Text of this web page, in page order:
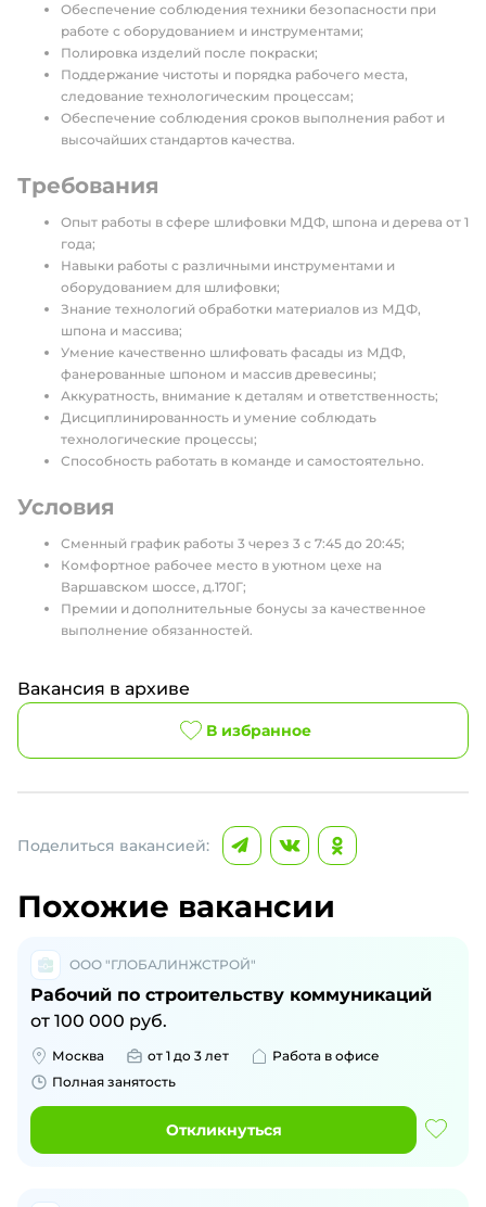
Обеспечение соблюдения техники безопасности при
работе с оборудованием и инструментами;
Полировка изделий после покраски;
Поддержание чистоты и порядка рабочего места,
следование технологическим процессам;
Обеспечение соблюдения сроков выполнения работ и
высочайших стандартов качества.
Требования
Опыт работы в сфере шлифовки МДФ, шпона и дерева от 1
года;
Навыки работы с различными инструментами и
оборудованием для шлифовки;
Знание технологий обработки материалов из МДФ,
шпона и массива;
Умение качественно шлифовать фасады из МДФ,
фанерованные шпоном и массив древесины;
Аккуратность, внимание к деталям и ответственность;
Дисциплинированность и умение соблюдать
технологические процессы;
Способность работать в команде и самостоятельно.
Условия
Сменный график работы 3 через 3 с 7:45 до 20:45;
Комфортное рабочее место в уютном цехе на
Варшавском шоссе, д.170Г;
Премии и дополнительные бонусы за качественное
выполнение обязанностей.
Вакансия в архиве
В избранное
Поделиться вакансией:
Похожие вакансии
ООО "ГЛОБАЛИНЖСТРОЙ"
Рабочий по строительству коммуникаций
от 100 000 руб.
Москва от 1 до 3 лет
Работа в офисе
Полная занятость
Откликнуться